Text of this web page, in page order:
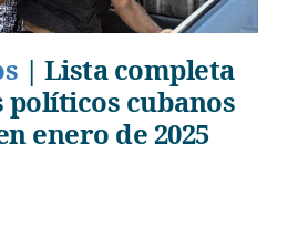
| Lista completa
cubanos
enero de 2025